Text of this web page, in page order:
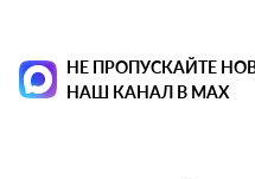
НЕ ПРОПУСКАЙТЕ
НАШ КАНАЛ В MAX